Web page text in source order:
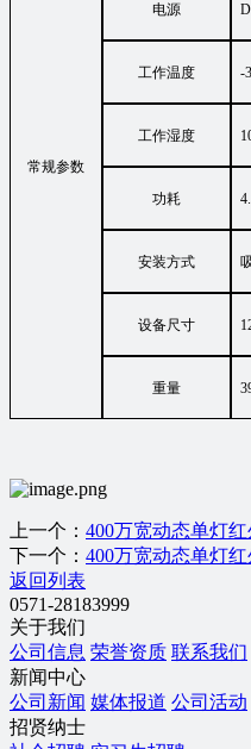
常规参数
电源
工作温度 -
工作湿度
功耗
安装方式
设备尺寸
重量
上一个： 400万宽动态单灯
下一个： 400万宽动态单灯
返回列表
0571-28183999
关于我们
公司信息 荣誉资质 联系我们
新闻中心
公司新闻 媒体报道 公司活动
招贤纳士